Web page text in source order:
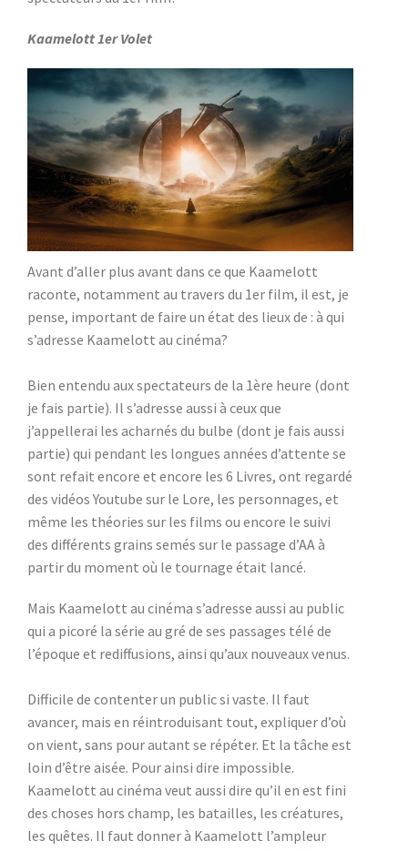
Kaamelott 1er Volet
Avant d’aller plus avant dans ce que Kaamelott
raconte, notamment au travers du 1er film, il est, je
pense, important de faire un état des lieux de : à qui
s’adresse Kaamelott au cinéma?
Bien entendu aux spectateurs de la 1ère heure (dont
je fais partie). Il s’adresse aussi à ceux que
j’appellerai les acharnés du bulbe (dont je fais aussi
partie) qui pendant les longues années d’attente se
sont refait encore et encore les 6 Livres, ont regardé
des vidéos Youtube sur le Lore, les personnages, et
même les théories sur les films ou encore le suivi
des différents grains semés sur le passage d’AA à
partir du moment où le tournage était lancé.
Mais Kaamelott au cinéma s’adresse aussi au public
qui a picoré la série au gré de ses passages télé de
l’époque et rediffusions, ainsi qu’aux nouveaux venus.
Difficile de contenter un public si vaste. Il faut
avancer, mais en réintroduisant tout, expliquer d’où
on vient, sans pour autant se répéter. Et la tâche est
loin d’être aisée. Pour ainsi dire impossible.
Kaamelott au cinéma veut aussi dire qu’il en est fini
des choses hors champ, les batailles, les créatures,
les quêtes. Il faut donner à Kaamelott l’ampleur